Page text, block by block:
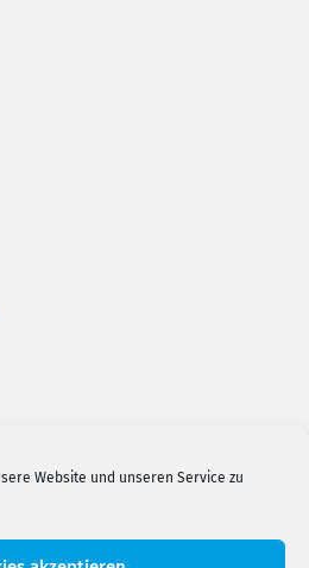
Website und unseren Service zu